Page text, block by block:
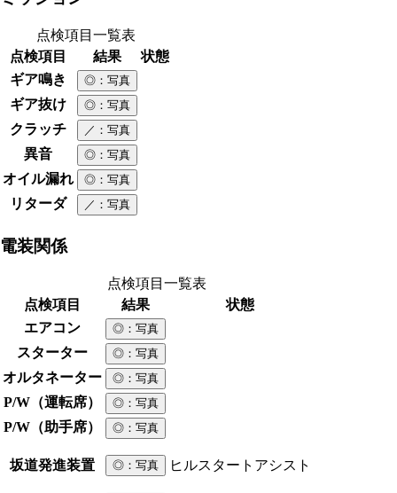
点検項目一覧表
点検項目
結果
状態
ギア鳴き
◎ ：写真
ギア抜け ◎ ：写真
クラッチ ／ ：写真
異音 ◎ ：写真
オイル漏れ ◎ ：写真
リターダ ／ ：写真
電装関係
点検項目一覧表
点検項目
結果
状態
エアコン
◎ ：写真
スターター ◎ ：写真
オルタネーター ◎ ：写真
P/W（運転席） ◎ ：写真
P/W（助手席） ◎ ：写真
坂道発進装置 ◎ ：写真 ヒルスタートアシスト